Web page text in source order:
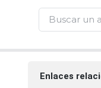
Enlaces